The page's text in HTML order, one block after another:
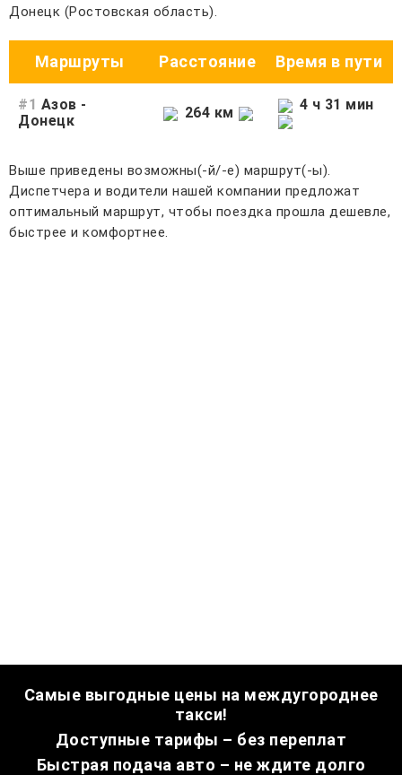
Донецк (Ростовская область).
Маршруты Расстояние Время в пути
#1 Азов -
Донецк
264 км 4 ч 31 мин
Выше приведены возможны(-й/-е) маршрут(-ы).
Диспетчера и водители нашей компании предложат
оптимальный маршрут, чтобы поездка прошла дешевле,
быстрее и комфортнее.
Самые выгодные цены на междугороднее
такси!
Доступные тарифы – без переплат
Быстрая подача авто – не ждите долго